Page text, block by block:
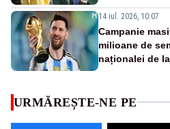
14 iul. 2026, 10:07
Campanie
milioane de
naționalei de
URMĂREȘTE-NE PE